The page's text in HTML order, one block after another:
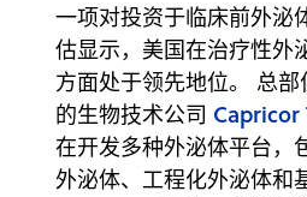
一项对投资于临床前外泌
估显示，美国在治疗性外
方面处于领先地位。 总
的生物技术公司 Capricor
在开发多种外泌体平台，
外泌体、工程化外泌体和